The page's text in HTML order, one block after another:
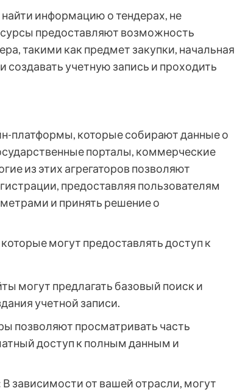
информацию о тендерах, не
предоставляют возможность
такими как предмет закупки, начальная
создавать учетную запись и проходить
платформы, которые собирают данные о
порталы, коммерческие
из этих агрегаторов позволяют
предоставляя пользователям
и принять решение о
могут предоставлять доступ к
могут предлагать базовый поиск и
учетной записи.
позволяют просматривать часть
доступ к полным данным и
В зависимости от вашей отрасли, могут